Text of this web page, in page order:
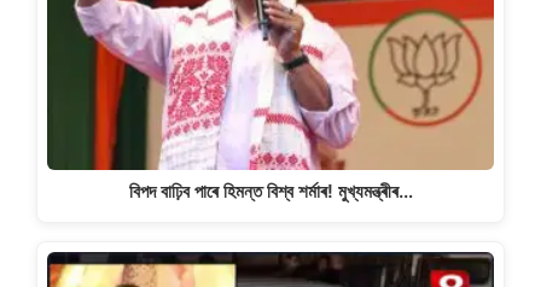
বিপদ বাঢ়িব পাৰে হিমন্ত বিশ্ব শৰ্মাৰ! মুখ্যমন্ত্ৰীৰ…